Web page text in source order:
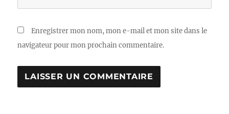
Enregistrer mon nom, mon e-mail et mon site dans le
navigateur pour mon prochain commentaire.